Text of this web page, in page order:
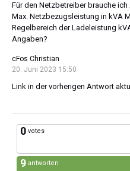
Für den Netzbetreiber brauche
Max. Netzbezugsleistung in kVA
Regelbereich der Ladeleistung
Angaben?
cFos Christian
20. Juni 2023 15:50
Link in der vorherigen Antwort
0 votes
9 antworten